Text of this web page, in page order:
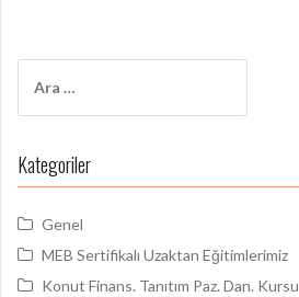
a
ş
ı
m
ı
a
a
:
Kategoriler
Genel
MEB Sertifikalı Uzaktan Eğitimlerimiz
Konut Finans. Tanıtım Paz. Dan. Kursu